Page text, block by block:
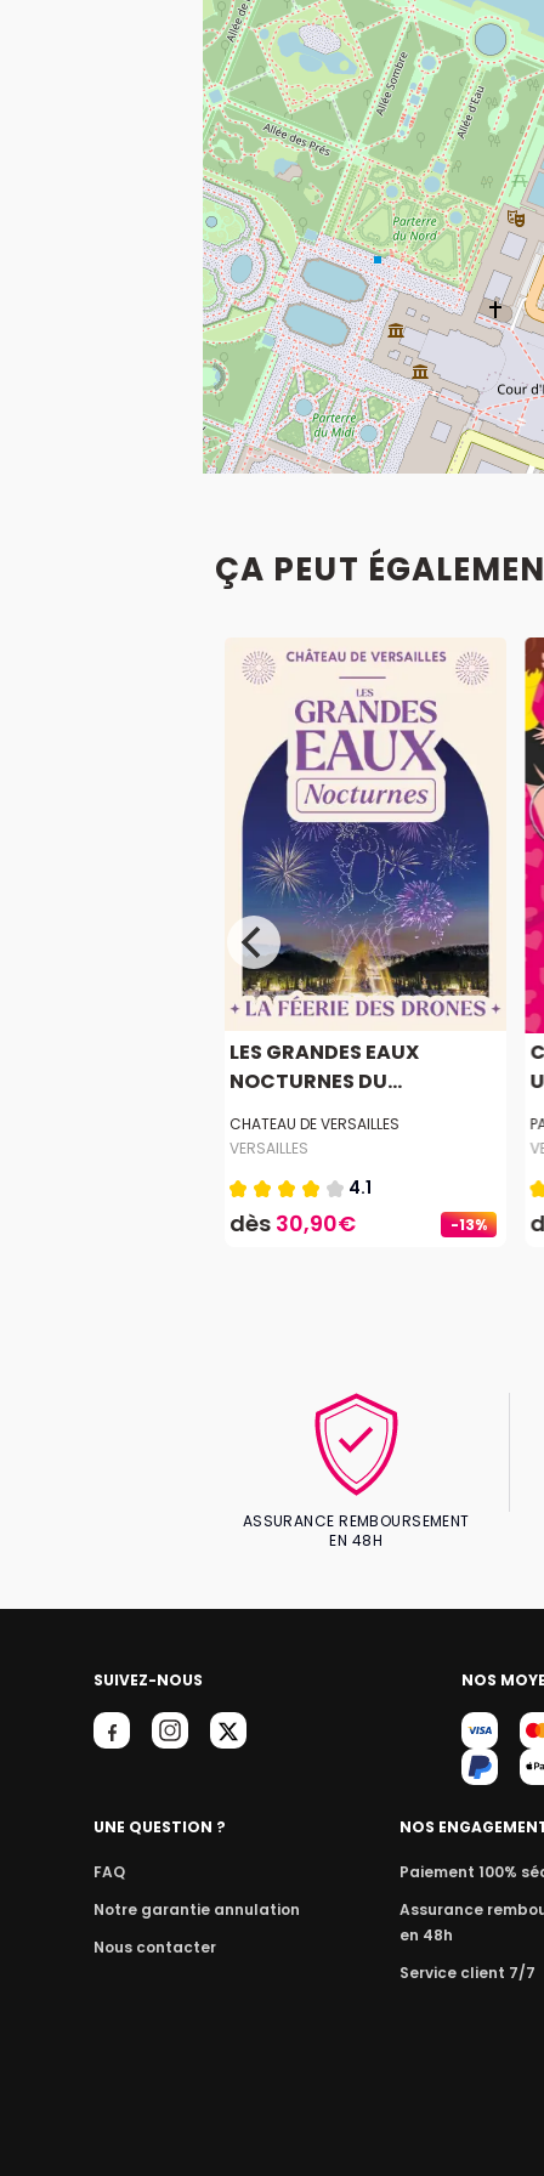
ÇA PEUT
-13%
LES GRANDES EAUX
NOCTURNES DU...
CHATEAU DE VERSAILLES
VERSAILLES
4.1
dès 30,90€
ASSURANCE REMBOURSEMENT
EN 48H
SUIVEZ-NOUS NOS
UNE QUESTION ?
FAQ
Notre garantie annulation
Nous contacter
NOS
Paiement 100%
Assurance
en 48h
Service client 7/7